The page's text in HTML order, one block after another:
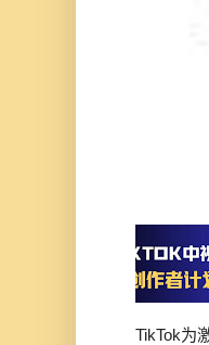
TikTok为